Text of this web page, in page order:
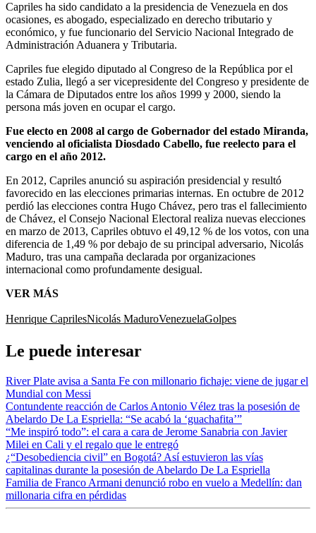
Capriles ha sido candidato a la presidencia de Venezuela en dos
ocasiones, es abogado, especializado en derecho tributario y
económico, y fue funcionario del Servicio Nacional Integrado de
Administración Aduanera y Tributaria.
Capriles fue elegido diputado al Congreso de la República por el
estado Zulia, llegó a ser vicepresidente del Congreso y presidente de
la Cámara de Diputados entre los años 1999 y 2000, siendo la
persona más joven en ocupar el cargo.
Fue electo en 2008 al cargo de Gobernador del estado Miranda,
venciendo al oficialista Diosdado Cabello, fue reelecto para el
cargo en el año 2012.
En 2012, Capriles anunció su aspiración presidencial y resultó
favorecido en las elecciones primarias internas. En octubre de 2012
perdió las elecciones contra Hugo Chávez, pero tras el fallecimiento
de Chávez, el Consejo Nacional Electoral realiza nuevas elecciones
en marzo de 2013, Capriles obtuvo el 49,12 % de los votos, con una
diferencia de 1,49 % por debajo de su principal adversario, Nicolás
Maduro, tras una campaña declarada por organizaciones
internacional como profundamente desigual.
VER MÁS
Henrique CaprilesNicolás MaduroVenezuelaGolpes
Le puede interesar
River Plate avisa a Santa Fe con millonario fichaje: viene de jugar el
Mundial con Messi
Contundente reacción de Carlos Antonio Vélez tras la posesión de
Abelardo De La Espriella: “Se acabó la ‘guachafita’”
“Me inspiró todo”: el cara a cara de Jerome Sanabria con Javier
Milei en Cali y el regalo que le entregó
¿“Desobediencia civil” en Bogotá? Así estuvieron las vías
capitalinas durante la posesión de Abelardo De La Espriella
Familia de Franco Armani denunció robo en vuelo a Medellín: dan
millonaria cifra en pérdidas